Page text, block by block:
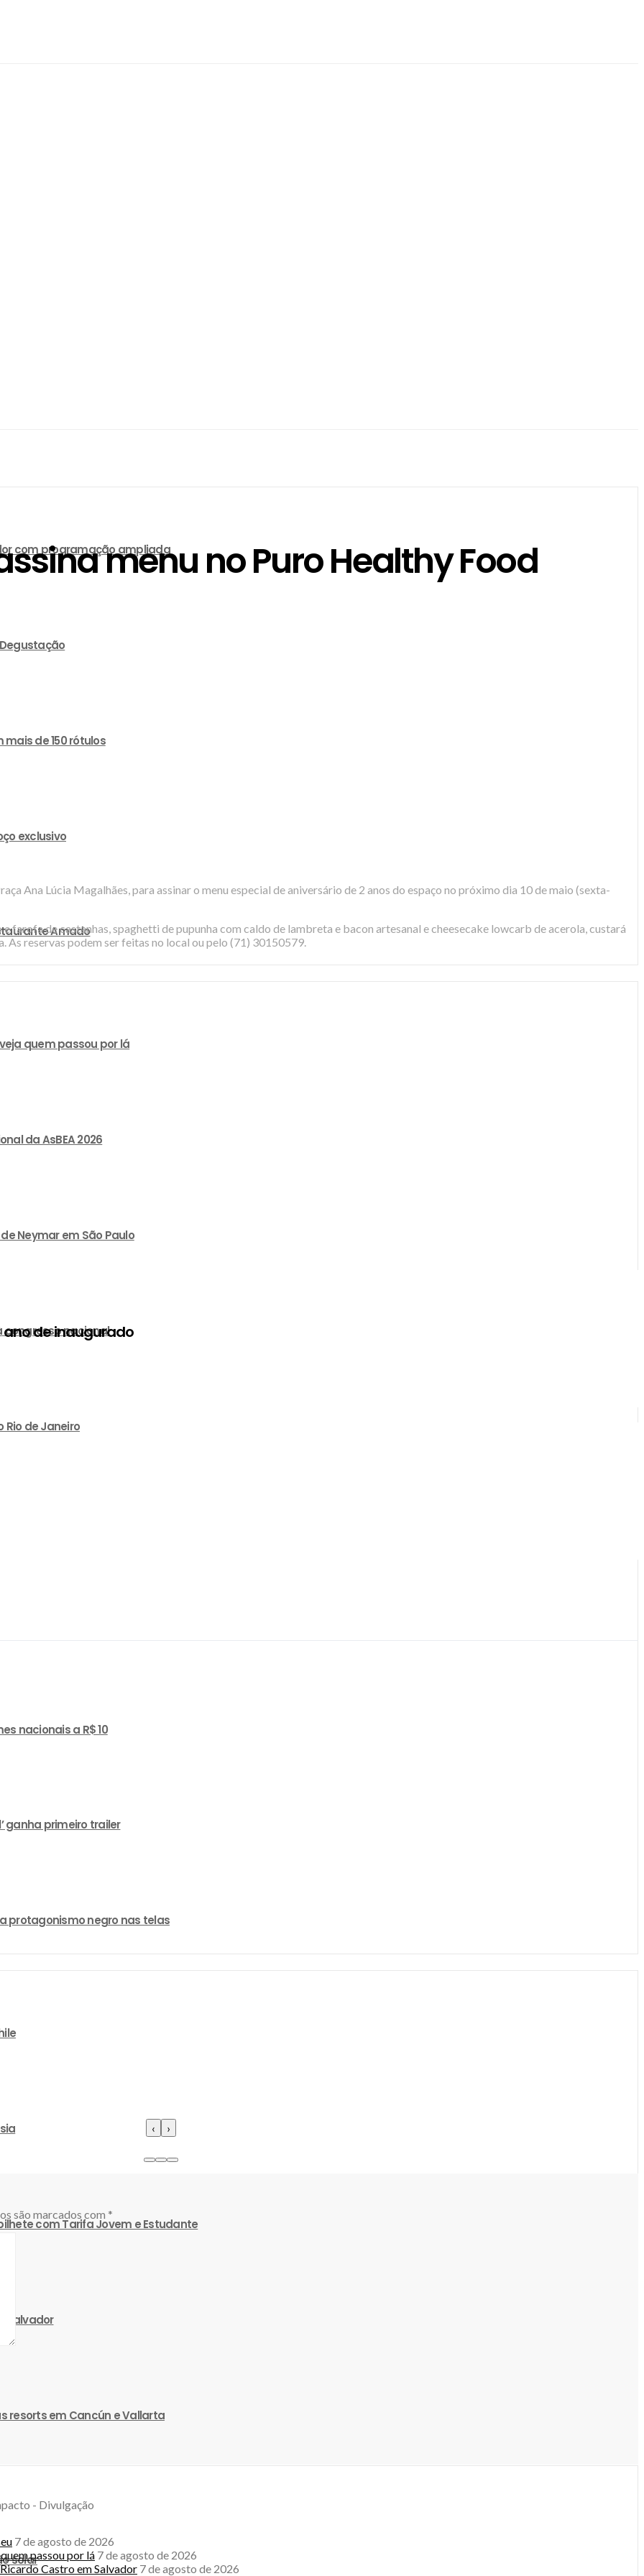
com programação ampliada
de 150 rótulos
exclusivo
Amado
quem passou por lá
da AsBEA 2026
Neymar em São Paulo
congresso nacional
de Janeiro
nacionais a R$ 10
ganha primeiro trailer
protagonismo negro nas telas
com Tarifa Jovem e Estudante
Salvador
resorts em Cancún e Vallarta
solar
menu no Puro Healthy Food
Ana Lúcia Magalhães, para assinar o menu especial de aniversário de 2 anos do espaço no próximo dia 10 de maio (sexta-
farofa de castanhas, spaghetti de pupunha com caldo de lambreta e bacon artesanal e cheesecake lowcarb de acerola, custará
reservas podem ser feitas no local ou pelo (71) 30150579.
ano de inaugurado
‹ ›
são marcados com *
7 de agosto de 2026
passou por lá 7 de agosto de 2026
Castro em Salvador 7 de agosto de 2026